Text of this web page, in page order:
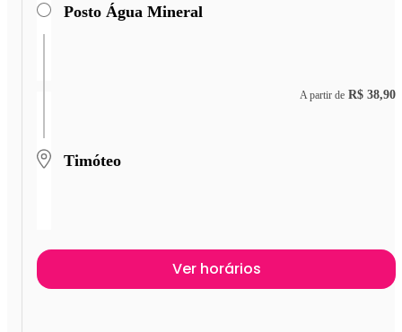
Posto Água Mineral
Timóteo
A partir de R$ 38,90
Ver horários